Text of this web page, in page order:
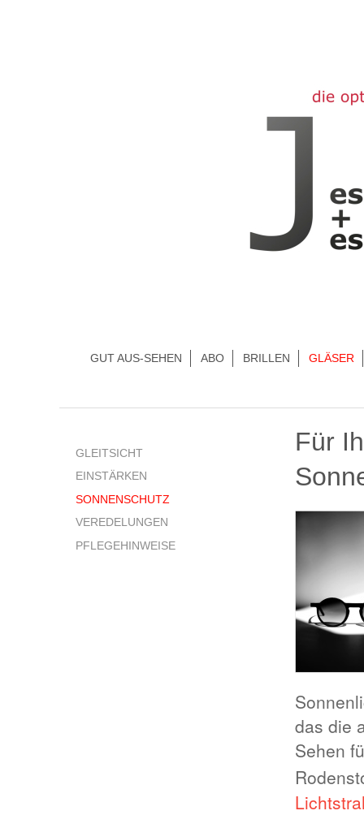
GUT AUS-SEHEN ABO BRILLEN GLÄSER
Für
das die
Sehen
GLEITSICHT
EINSTÄRKEN
SONNENSCHUTZ
VEREDELUNGEN
PFLEGEHINWEISE